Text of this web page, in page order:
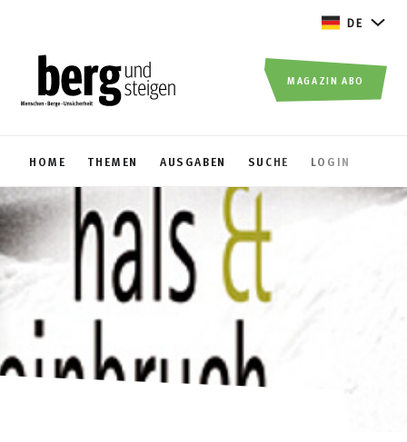
DE
HOME THEMEN AUSGABEN SUCHE LOGIN
MAGAZIN ABO